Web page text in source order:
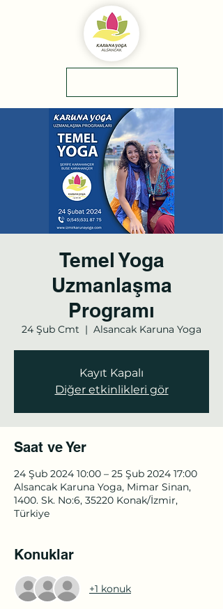
Temel Yoga
Uzmanlaşma
Programı
24 Şub Cmt
  |
Alsancak Karuna Yoga
Kayıt Kapalı
Diğer etkinlikleri gör
Saat ve Yer
24 Şub 2024 10:00 – 25 Şub 2024 17:00
Alsancak Karuna Yoga, Mimar Sinan,
1400. Sk. No:6, 35220 Konak/İzmir,
Türkiye
Konuklar
+1 konuk